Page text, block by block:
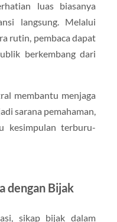
luas biasanya
langsung. Melalui
rutin, pembaca dapat
berkembang dari
membantu menjaga
sarana pemahaman,
kesimpulan terburu-
dengan Bijak
sikap bijak dalam